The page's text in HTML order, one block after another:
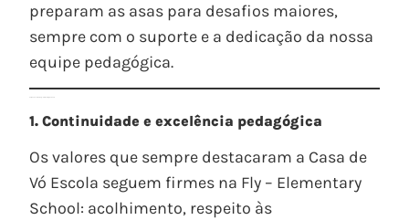
preparam as asas para desafios maiores,
sempre com o suporte e a dedicação da nossa
equipe pedagógica.
1. Continuidade e excelência pedagógica
Os valores que sempre destacaram a Casa de
Vó Escola seguem firmes na Fly – Elementary
School: acolhimento, respeito às